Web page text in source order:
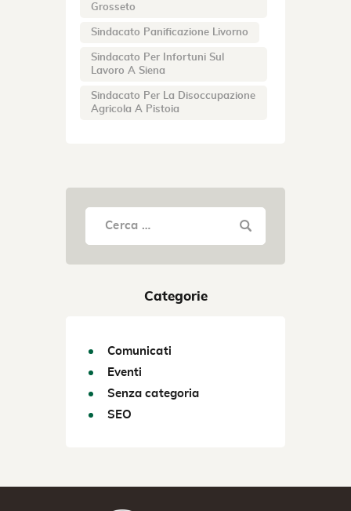
Grosseto
Sindacato Panificazione Livorno
Sindacato Per Infortuni Sul
Lavoro A Siena
Sindacato Per La Disoccupazione
Agricola A Pistoia
Categorie
Comunicati
Eventi
Senza categoria
SEO